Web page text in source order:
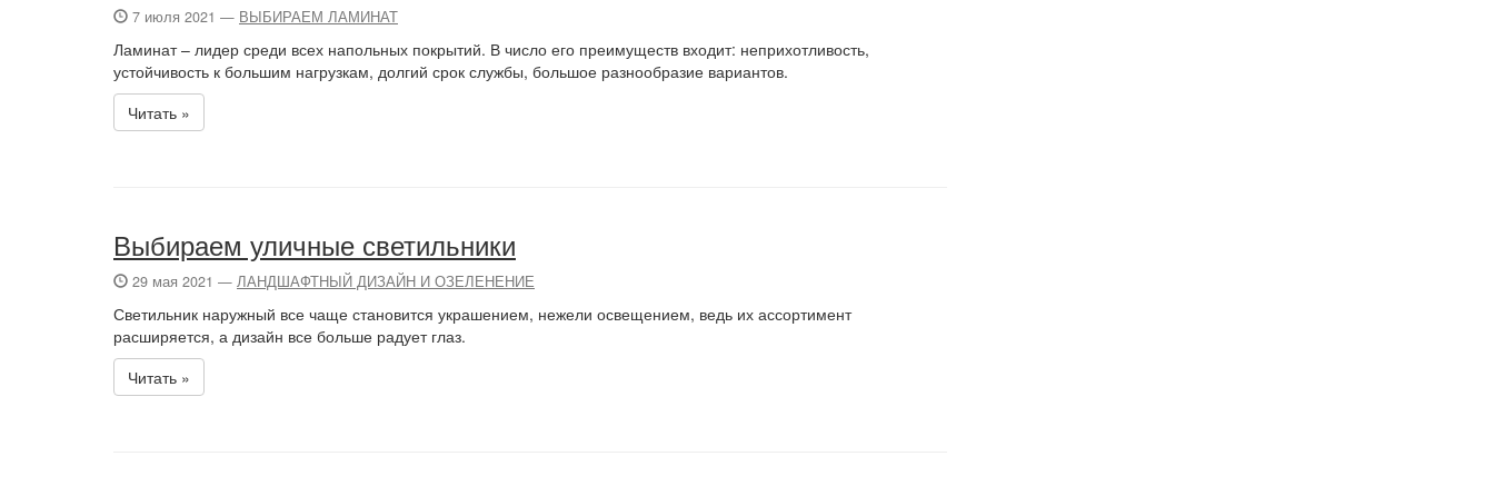
7 июля 2021 — ВЫБИРАЕМ ЛАМИНАТ
Ламинат – лидер среди всех напольных покрытий. В число его преимуществ входит: неприхотливость,
устойчивость к большим нагрузкам, долгий срок службы, большое разнообразие вариантов.
Читать »
Выбираем уличные светильники
29 мая 2021 — ЛАНДШАФТНЫЙ ДИЗАЙН И ОЗЕЛЕНЕНИЕ
Светильник наружный все чаще становится украшением, нежели освещением, ведь их ассортимент
расширяется, а дизайн все больше радует глаз.
Читать »